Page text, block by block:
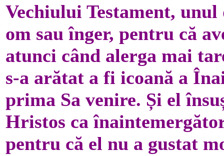
Vechiului Testament, unul
om sau înger, pentru că
atunci când alerga mai
s-a arătat a fi icoană a
prima Sa venire. Și el
Hristos ca
pentru că el nu a gustat